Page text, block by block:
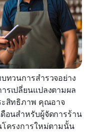
ทวนการสำรวจอย่าง
รเปลี่ยนแปลงตามผล
ะสิทธิภาพ คุณอาจ
อนสำหรับผู้จัดการร้าน
ครงการใหม่ตามนั้น